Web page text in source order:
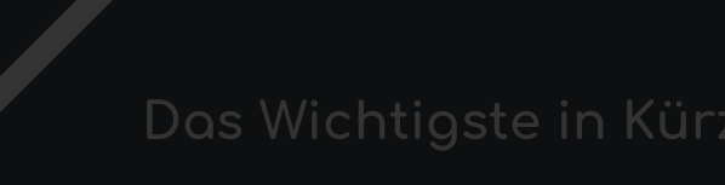
Das Wichtigste in